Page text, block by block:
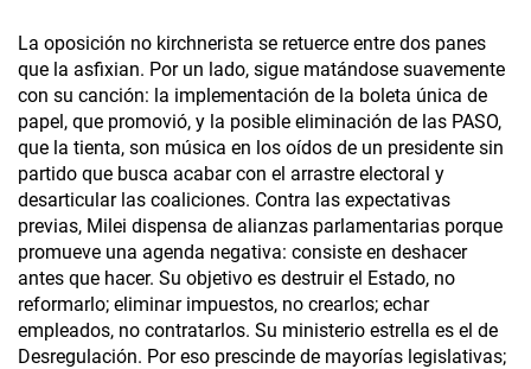
La oposición no kirchnerista se retuerce entre dos panes
que la asfixian. Por un lado, sigue matándose suavemente
con su canción: la implementación de la boleta única de
papel, que promovió, y la posible eliminación de las PASO,
que la tienta, son música en los oídos de un presidente sin
partido que busca acabar con el arrastre electoral y
desarticular las coaliciones. Contra las expectativas
previas, Milei dispensa de alianzas parlamentarias porque
promueve una agenda negativa: consiste en deshacer
antes que hacer. Su objetivo es destruir el Estado, no
reformarlo; eliminar impuestos, no crearlos; echar
empleados, no contratarlos. Su ministerio estrella es el de
Desregulación. Por eso prescinde de mayorías legislativas;